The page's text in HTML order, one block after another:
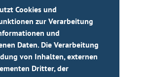
Cookies und
zur Verarbeitung
und
Daten. Die Verarbeitung
von Inhalten, externen
Dritter, der